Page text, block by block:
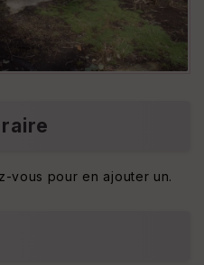
S
n
s
vous pour en ajouter un.